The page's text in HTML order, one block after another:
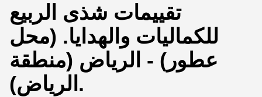
تقييمات شذى الربيع
للكماليات والهدايا. (محل
عطور) - الرياض (منطقة
الرياض).